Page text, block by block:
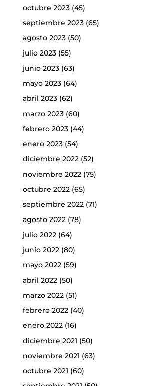
octubre 2023(45)
septiembre 2023(65)
agosto 2023(50)
julio 2023(55)
junio 2023(63)
mayo 2023(64)
abril 2023(62)
marzo 2023(60)
febrero 2023(44)
enero 2023(54)
diciembre 2022(52)
noviembre 2022(75)
octubre 2022(65)
septiembre 2022(71)
agosto 2022(78)
julio 2022(64)
junio 2022(80)
mayo 2022(59)
abril 2022(50)
marzo 2022(51)
febrero 2022(40)
enero 2022(16)
diciembre 2021 (50)
noviembre 2021 (63)
octubre 2021 (60)